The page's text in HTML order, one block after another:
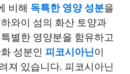
비해 독특한 영양 성분을
와이 섬의 화산 토양과
별한 영양분을 함유하고
성분인 피코시아닌이
져 있습니다. 피코시아닌